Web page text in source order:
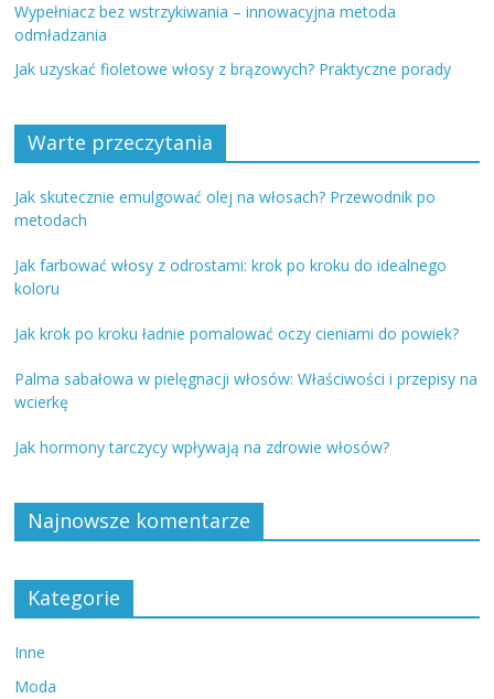
Wypełniacz bez wstrzykiwania – innowacyjna metoda
odmładzania
Jak uzyskać fioletowe włosy z brązowych? Praktyczne porady
Warte przeczytania
Jak skutecznie emulgować olej na włosach? Przewodnik po
metodach
Jak farbować włosy z odrostami: krok po kroku do idealnego
koloru
Jak krok po kroku ładnie pomalować oczy cieniami do powiek?
Palma sabałowa w pielęgnacji włosów: Właściwości i przepisy na
wcierkę
Jak hormony tarczycy wpływają na zdrowie włosów?
Najnowsze komentarze
Kategorie
Inne
Moda